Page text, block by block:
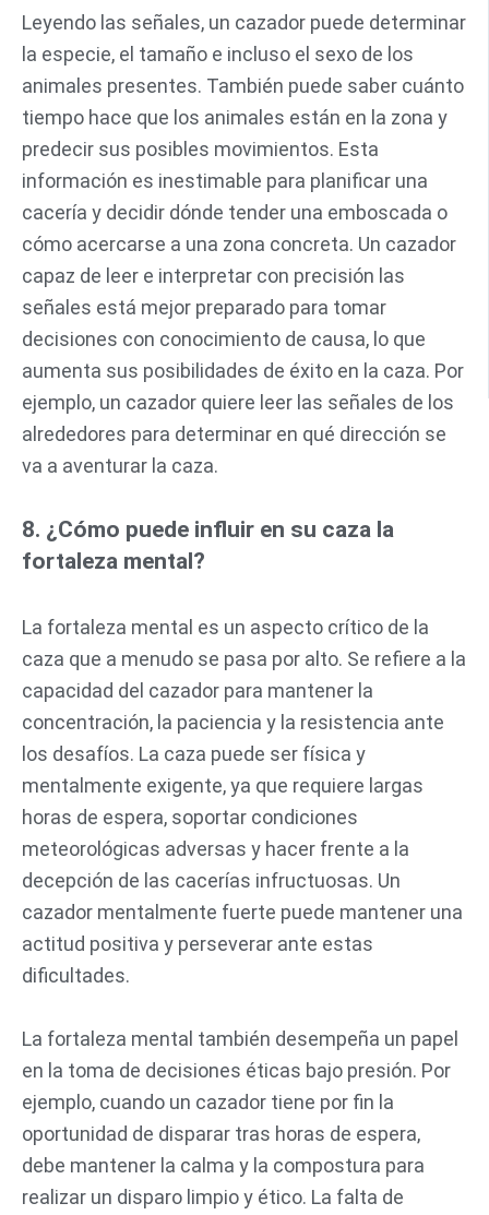
Leyendo las señales, un cazador puede determinar
la especie, el tamaño e incluso el sexo de los
animales presentes. También puede saber cuánto
tiempo hace que los animales están en la zona y
predecir sus posibles movimientos. Esta
información es inestimable para planificar una
cacería y decidir dónde tender una emboscada o
cómo acercarse a una zona concreta. Un cazador
capaz de leer e interpretar con precisión las
señales está mejor preparado para tomar
decisiones con conocimiento de causa, lo que
aumenta sus posibilidades de éxito en la caza. Por
ejemplo, un cazador quiere leer las señales de los
alrededores para determinar en qué dirección se
va a aventurar la caza.
8. ¿Cómo puede influir en su caza la
fortaleza mental?
La fortaleza mental es un aspecto crítico de la
caza que a menudo se pasa por alto. Se refiere a la
capacidad del cazador para mantener la
concentración, la paciencia y la resistencia ante
los desafíos. La caza puede ser física y
mentalmente exigente, ya que requiere largas
horas de espera, soportar condiciones
meteorológicas adversas y hacer frente a la
decepción de las cacerías infructuosas. Un
cazador mentalmente fuerte puede mantener una
actitud positiva y perseverar ante estas
dificultades.
La fortaleza mental también desempeña un papel
en la toma de decisiones éticas bajo presión. Por
ejemplo, cuando un cazador tiene por fin la
oportunidad de disparar tras horas de espera,
debe mantener la calma y la compostura para
realizar un disparo limpio y ético. La falta de